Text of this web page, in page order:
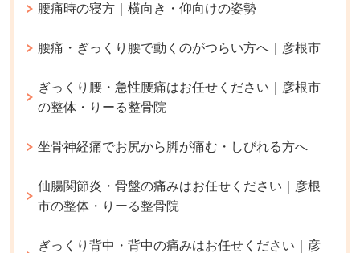
腰痛時の寝方｜横向き・仰向けの姿勢
腰痛・ぎっくり腰で動くのがつらい方へ｜彦根市
ぎっくり腰・急性腰痛はお任せください｜彦根市
の整体・りーる整骨院
坐骨神経痛でお尻から脚が痛む・しびれる方へ
仙腸関節炎・骨盤の痛みはお任せください｜彦根
市の整体・りーる整骨院
ぎっくり背中・背中の痛みはお任せください｜彦